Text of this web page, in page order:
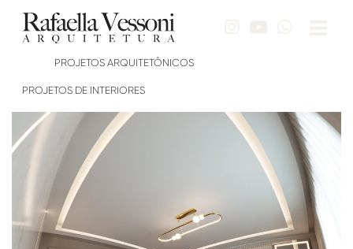
PROJETOS ARQUITETÔNICOS
PROJETOS DE INTERIORES